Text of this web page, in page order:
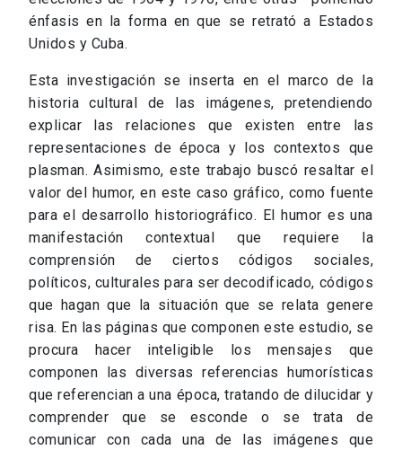
énfasis en la forma en que se retrató a Estados
Unidos y Cuba.
Esta investigación se inserta en el marco de la
historia cultural de las imágenes, pretendiendo
explicar las relaciones que existen entre las
representaciones de época y los contextos que
plasman. Asimismo, este trabajo buscó resaltar el
valor del humor, en este caso gráfico, como fuente
para el desarrollo historiográfico. El humor es una
manifestación contextual que requiere la
comprensión de ciertos códigos sociales,
políticos, culturales para ser decodificado, códigos
que hagan que la situación que se relata genere
risa. En las páginas que componen este estudio, se
procura hacer inteligible los mensajes que
componen las diversas referencias humorísticas
que referencian a una época, tratando de dilucidar y
comprender que se esconde o se trata de
comunicar con cada una de las imágenes que